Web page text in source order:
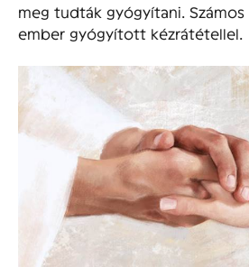
meg tudták gyógyítani. Számos
ember gyógyított kézrátétellel.